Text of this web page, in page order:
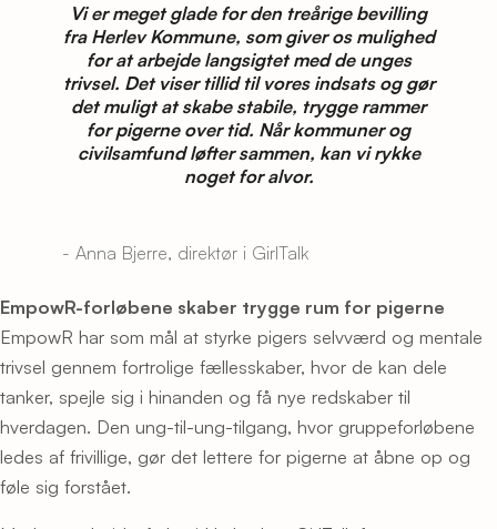
Vi er meget glade for den treårige bevilling
fra Herlev Kommune, som giver os mulighed
for at arbejde langsigtet med de unges
trivsel. Det viser tillid til vores indsats og gør
det muligt at skabe stabile, trygge rammer
for pigerne over tid. Når kommuner og
civilsamfund løfter sammen, kan vi rykke
noget for alvor.
- Anna Bjerre, direktør i GirlTalk
EmpowR-forløbene skaber trygge rum for pigerne
EmpowR har som mål at styrke pigers selvværd og mentale
trivsel gennem fortrolige fællesskaber, hvor de kan dele
tanker, spejle sig i hinanden og få nye redskaber til
hverdagen. Den ung-til-ung-tilgang, hvor gruppeforløbene
ledes af frivillige, gør det lettere for pigerne at åbne op og
føle sig forstået.